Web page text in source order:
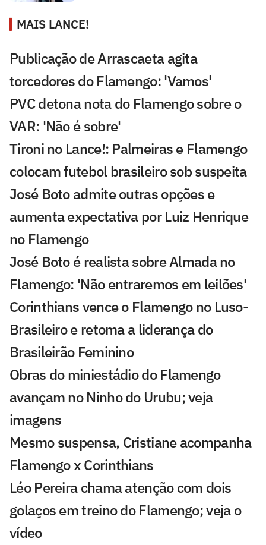
MAIS LANCE!
Publicação de Arrascaeta agita
torcedores do Flamengo: 'Vamos'
PVC detona nota do Flamengo sobre o
VAR: 'Não é sobre'
Tironi no Lance!: Palmeiras e Flamengo
colocam futebol brasileiro sob suspeita
José Boto admite outras opções e
aumenta expectativa por Luiz Henrique
no Flamengo
José Boto é realista sobre Almada no
Flamengo: 'Não entraremos em leilões'
Corinthians vence o Flamengo no Luso-
Brasileiro e retoma a liderança do
Brasileirão Feminino
Obras do miniestádio do Flamengo
avançam no Ninho do Urubu; veja
imagens
Mesmo suspensa, Cristiane acompanha
Flamengo x Corinthians
Léo Pereira chama atenção com dois
golaços em treino do Flamengo; veja o
vídeo